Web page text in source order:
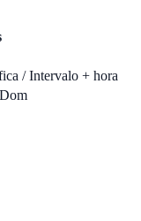
/ Intervalo + hora